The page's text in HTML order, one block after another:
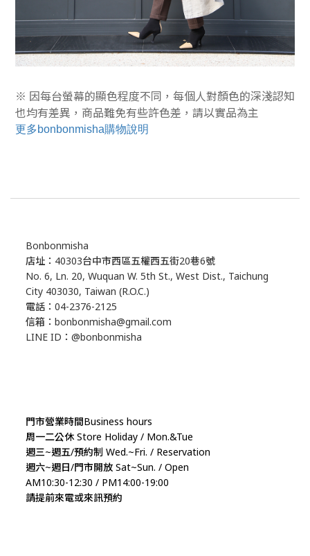
※ 因每台螢幕的顯色程度不同，每個人對顏色的深淺認知
也均有差異，商品難免有些許色差， 請以實品為主
更多bonbonmisha購物說明
Bonbonmisha
店址：40303台中市西區五權西五街20巷6號
No. 6, Ln. 20, Wuquan W. 5th St., West Dist., Taichung
City 403030, Taiwan (R.O.C.)
電話：04-2376-2125
信箱：bonbonmisha@gmail.com
LINE ID：@bonbonmisha
門市營業時間Business hours
周一二公休 Store Holiday / Mon.&Tue
週三~週五/預約制 Wed.~Fri. / Reservation
週六~週日/門市開放 Sat~Sun. / Open
AM10:30-12:30 / PM14:00-19:00
請提前來電或來訊預約